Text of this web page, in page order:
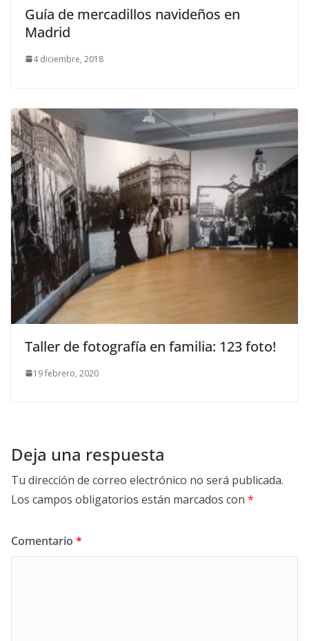
Guía de mercadillos navideños en
Madrid
4 diciembre, 2018
Taller de fotografía en familia: 123 foto!
19 febrero, 2020
Deja una respuesta
Tu dirección de correo electrónico no será publicada.
Los campos obligatorios están marcados con *
Comentario *